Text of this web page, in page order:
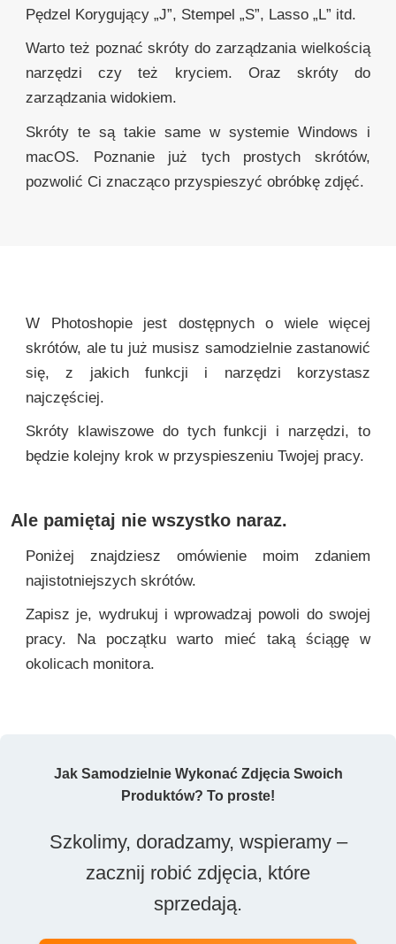
Pędzel Korygujący „J”, Stempel „S”, Lasso „L” itd.
Warto też poznać skróty do zarządzania wielkością
narzędzi czy też kryciem. Oraz skróty do
zarządzania widokiem.
Skróty te są takie same w systemie Windows i
macOS. Poznanie już tych prostych skrótów,
pozwolić Ci znacząco przyspieszyć obróbkę zdjęć.
W Photoshopie jest dostępnych o wiele więcej
skrótów, ale tu już musisz samodzielnie zastanowić
się, z jakich funkcji i narzędzi korzystasz
najczęściej.
Skróty klawiszowe do tych funkcji i narzędzi, to
będzie kolejny krok w przyspieszeniu Twojej pracy.
Ale pamiętaj nie wszystko naraz.
Poniżej znajdziesz omówienie moim zdaniem
najistotniejszych skrótów.
Zapisz je, wydrukuj i wprowadzaj powoli do swojej
pracy. Na początku warto mieć taką ściągę w
okolicach monitora.
Jak Samodzielnie Wykonać Zdjęcia Swoich
Produktów? To proste!
Szkolimy, doradzamy, wspieramy –
zacznij robić zdjęcia, które
sprzedają.